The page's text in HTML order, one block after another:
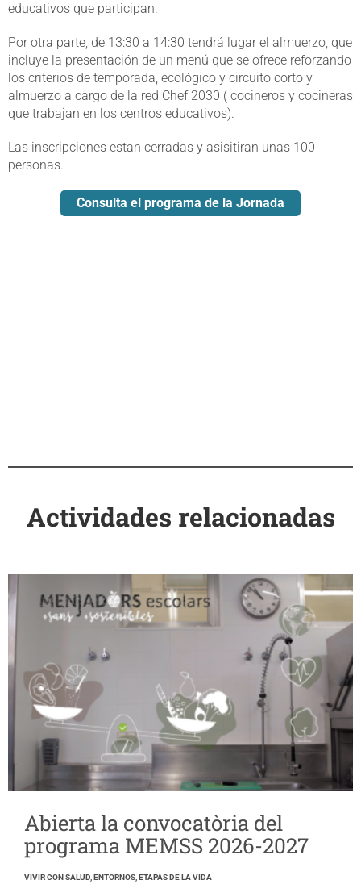
educativos que participan.
Por otra parte, de 13:30 a 14:30 tendrá lugar el almuerzo, que
incluye la presentación de un menú que se ofrece reforzando
los criterios de temporada, ecológico y circuito corto y
almuerzo a cargo de la red Chef 2030 ( cocineros y cocineras
que trabajan en los centros educativos).
Las inscripciones estan cerradas y asisitiran unas 100
personas.
Consulta el programa de la Jornada
Actividades relacionadas
Abierta la convocatòria del
programa MEMSS 2026-2027
VIVIR CON SALUD, ENTORNOS, ETAPAS DE LA VIDA